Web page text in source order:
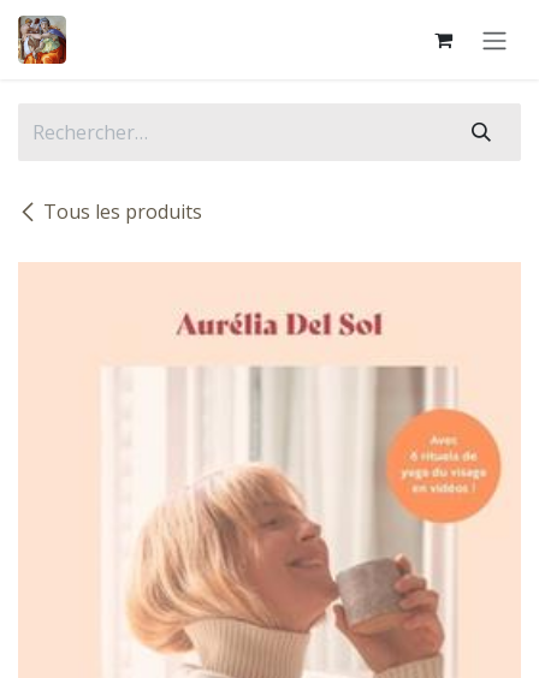
Se rendre au contenu
Tous les produits